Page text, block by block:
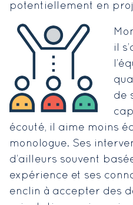
potentiellement en
il
de
écouté, il aime moins
monologue. Ses
d’ailleurs souvent
expérience et ses
enclin à accepter des